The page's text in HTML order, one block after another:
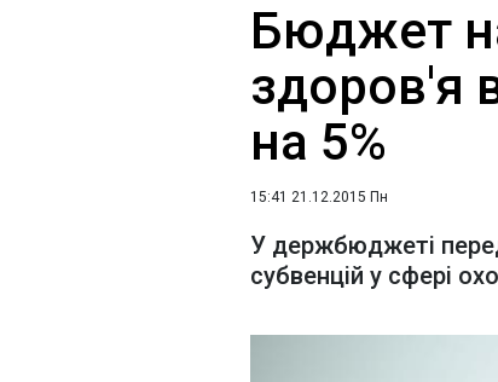
Бюджет
здоров'я
на 5%
15:41 21.12.2015 Пн
У держбюджеті
субвенцій у сфері